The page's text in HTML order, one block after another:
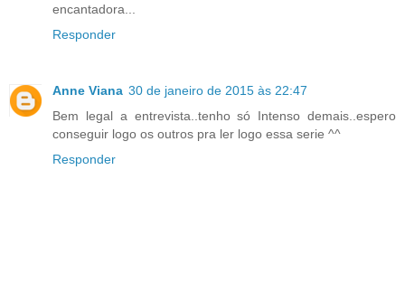
encantadora...
Responder
Anne Viana 30 de janeiro de 2015 às 22:47
Bem legal a entrevista..tenho só Intenso demais..espero
conseguir logo os outros pra ler logo essa serie ^^
Responder